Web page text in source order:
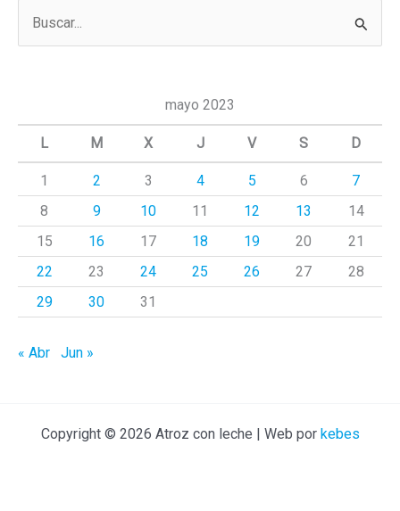
a
mayo 2023
L M X J V S D
1 2 3 4 5 6
7
8
9 10 11 12 13
14
15
16 17 18 19 20
21
22
23 24 25 26 27
28
29
30 31
« Abr Jun »
Copyright © 2026 Atroz con leche | Web por kebes